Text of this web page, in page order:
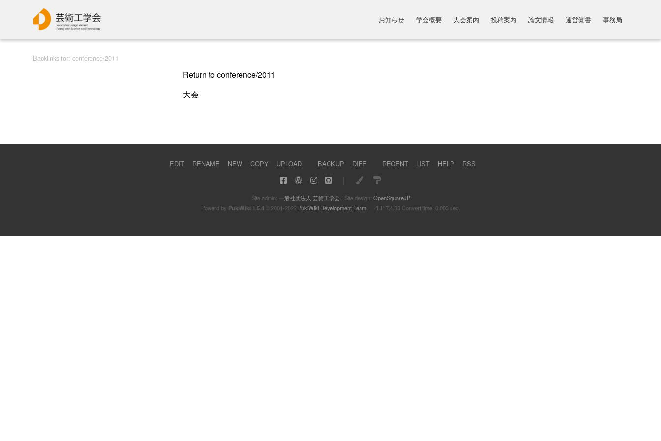
Backlinks for: conference/2011
お知らせ 学会概要 大会案内 投稿案内 論文情報 運営覚書 事務局
Return to conference/2011
大会
EDIT RENAME NEW COPY UPLOAD BACKUP DIFF RECENT LIST HELP RSS
Site admin: 一般社団法人 芸術工学会 Site design: OpenSquareJP
Powerd by PukiWiki 1.5.4© 2001-2022 PukiWiki Development TeamPHP 7.4.33 Convert time: 0.003 sec.